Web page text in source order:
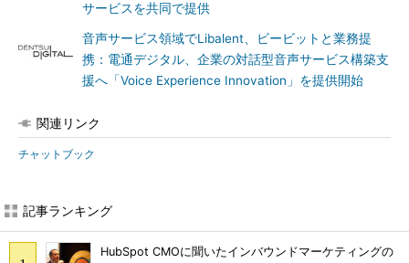
サービスを共同で提供
音声サービス領域でLibalent、ビービットと業務提
携：電通デジタル、企業の対話型音声サービス構築支
援へ「Voice Experience Innovation」を提供開始
関連リンク
チャットブック
記事ランキング
HubSpot CMOに聞いたインバウンドマーケティングの